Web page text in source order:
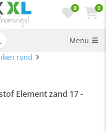
0 0
Menu
rond
Element zand 17 -